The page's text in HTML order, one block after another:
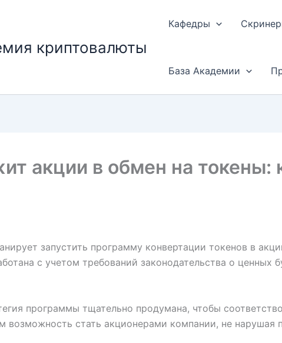
криптовалюты
Кафедры
База Академии
акции в обмен на токены:
запустить программу конвертации токенов в
с учетом требований законодательства о ценных
программы тщательно продумана, чтобы
возможность стать акционерами компании, не нарушая